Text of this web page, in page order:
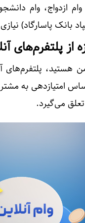
وام ازدواج، وام
بانک پاسارگاد)
پلتفرم‌های
هستید، پلتفرم‌های
امتیازدهی به
می‌گیرد.